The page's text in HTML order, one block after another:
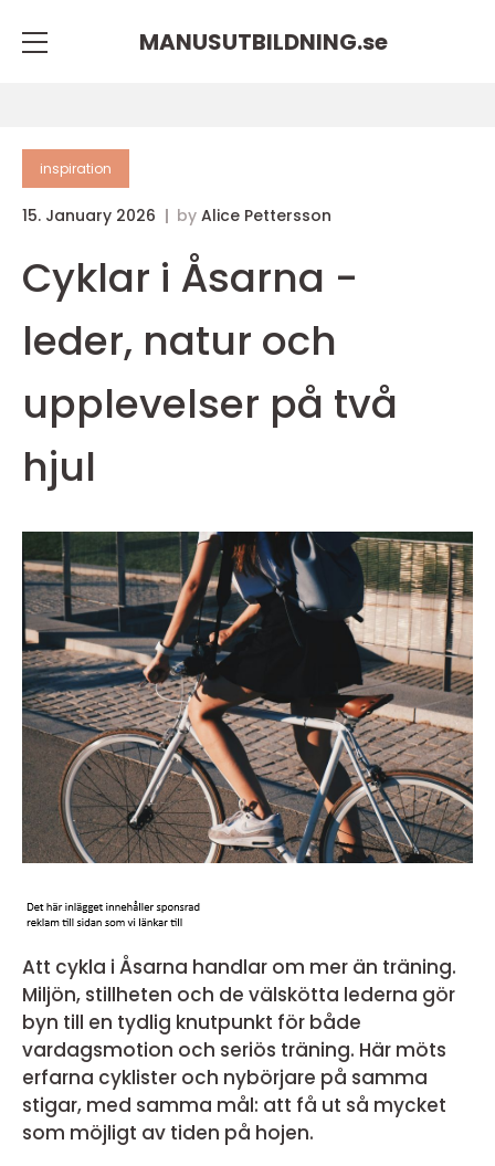
MANUSUTBILDNING.se
inspiration
15. January 2026 by Alice Pettersson
Cyklar i Åsarna -
leder, natur och
upplevelser på två
hjul
Att cykla i Åsarna handlar om mer än träning.
Miljön, stillheten och de välskötta lederna gör
byn till en tydlig knutpunkt för både
vardagsmotion och seriös träning. Här möts
erfarna cyklister och nybörjare på samma
stigar, med samma mål: att få ut så mycket
som möjligt av tiden på hojen.